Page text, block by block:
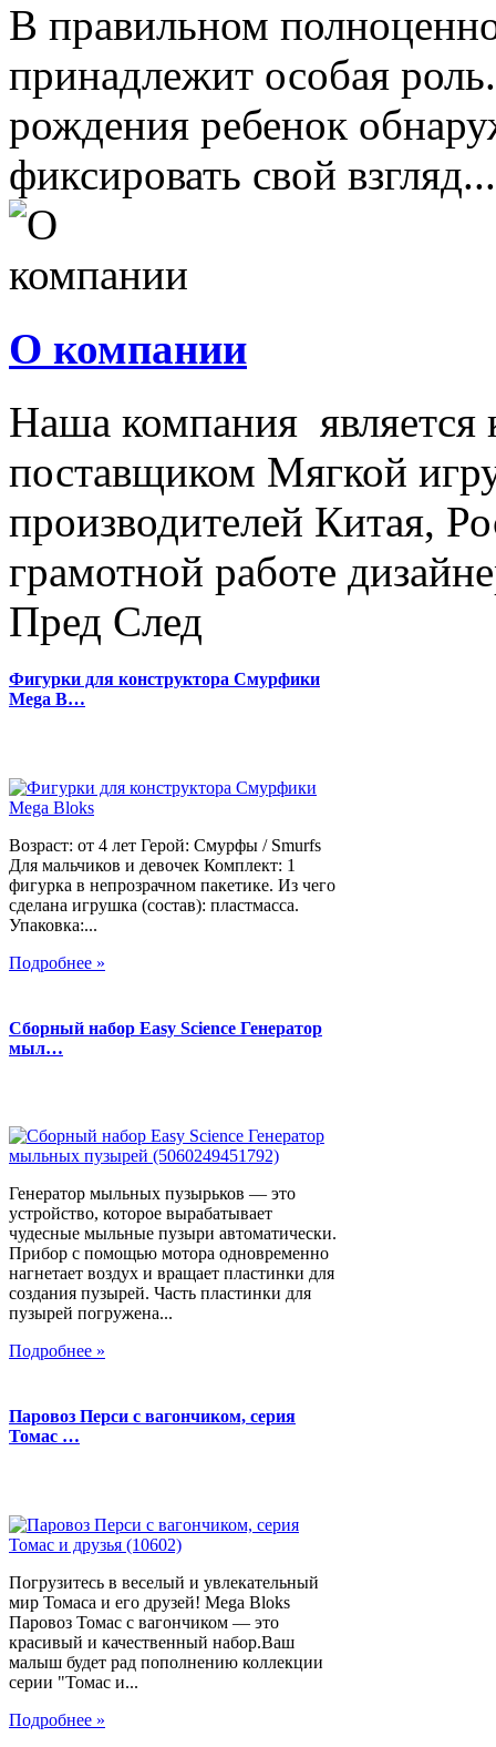
В правильном
принадлежит особая
рождения ребенок
фиксировать свой взгляд...
О компании
Наша компания
поставщиком Мягкой
производителей Китая,
грамотной работе
Пред След
Фигурки для конструктора Смурфики
Mega B…
Возраст: от 4 лет Герой: Смурфы / Smurfs
Для мальчиков и девочек Комплект: 1
фигурка в непрозрачном пакетике. Из чего
сделана игрушка (состав): пластмасса.
Упаковка:...
Подробнее »
Сборный набор Easy Science Генератор
мыл…
Генератор мыльных пузырьков — это
устройство, которое вырабатывает
чудесные мыльные пузыри автоматически.
Прибор с помощью мотора одновременно
нагнетает воздух и вращает пластинки для
создания пузырей. Часть пластинки для
пузырей погружена...
Подробнее »
Паровоз Перси с вагончиком, серия
Томас …
Погрузитесь в веселый и увлекательный
мир Томаса и его друзей! Mega Bloks
Паровоз Томас с вагончиком — это
красивый и качественный набор.Ваш
малыш будет рад пополнению коллекции
серии "Томас и...
Подробнее »